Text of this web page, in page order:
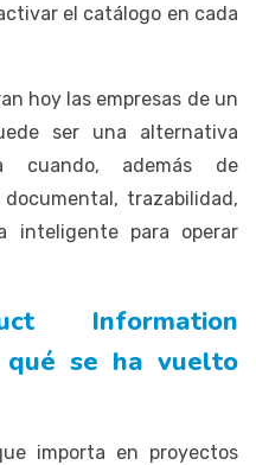
el catálogo en cada
hoy las empresas de un
ser una alternativa
cuando, además de
trazabilidad,
inteligente para operar
Information
se ha vuelto
importa en proyectos